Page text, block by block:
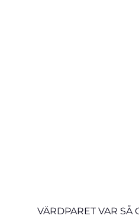
VÄRDPARET VAR SÅ